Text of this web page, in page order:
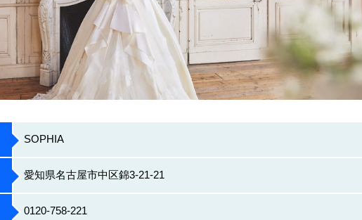
SOPHIA
愛知県名古屋市中区錦3-21-21
0120-758-221